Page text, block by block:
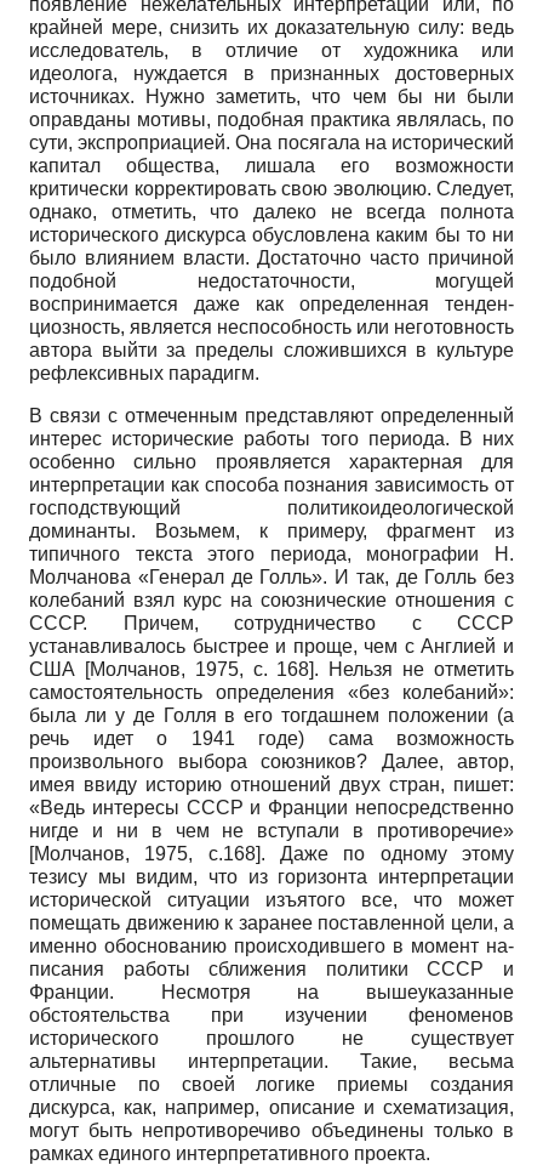
появление нежелательных ин­терпретаций или, по
крайней мере, снизить их доказательную силу: ведь
исследова­тель, в отличие от художника или
идеолога, нуждается в признанных достоверных
источниках. Нужно заметить, что чем бы ни были
оправданы мотивы, подобная практика являлась, по
сути, экспроприацией. Она посягала на исторический
капитал общества, лишала его возможности
критически корректировать свою эволюцию. Следует,
однако, отметить, что далеко не всегда полнота
исторического дискурса обусловлена каким бы то ни
было влиянием власти. Достаточно часто причиной
по­добной недостаточности, могущей
воспринимается даже как определенная тенден­
циозность, является неспособность или неготовность
автора выйти за пределы сло­жившихся в культуре
рефлексивных парадигм.
В связи с отмеченным представляют определенный
интерес исторические ра­боты того периода. В них
особенно сильно проявляется характерная для
интерпре­тации как способа познания зависимость от
господствующий политико­идеологической
доминанты. Возьмем, к примеру, фрагмент из
типичного текста это­го периода, монографии Н.
Молчанова «Генерал де Голль». И так, де Голль без
ко­лебаний взял курс на союзнические отношения с
СССР. Причем, сотрудничество с СССР
устанавливалось быстрее и проще, чем с Англией и
США
[Молчанов, 1975, с. 168]. Нельзя не отметить
самостоятельность определения «без колебаний»:
была ли у де Голля в его тогдашнем положении (а
речь идет о 1941 годе) сама возможность
произвольного выбора союзников? Далее, автор,
имея ввиду историю отношений двух стран, пишет:
«Ведь интересы СССР и Франции непосредственно
нигде и ни в чем не вступали в противоречие»
[Молчанов, 1975, с.168]. Даже по одному этому
тезису мы видим, что из горизонта интерпретации
исторической ситуации изъятого все, что может
помещать движению к заранее поставленной цели, а
именно обоснованию происходившего в момент на­
писания работы сближения политики СССР и
Франции. Несмотря на вышеуказан­ные
обстоятельства при изучении феноменов
исторического прошлого не существует
альтернативы интерпретации. Такие, весьма
отличные по своей логике приемы соз­дания
дискурса, как, например, описание и схематизация,
могут быть непротиворе­чиво объединены только в
рамках единого интерпретативного проекта.